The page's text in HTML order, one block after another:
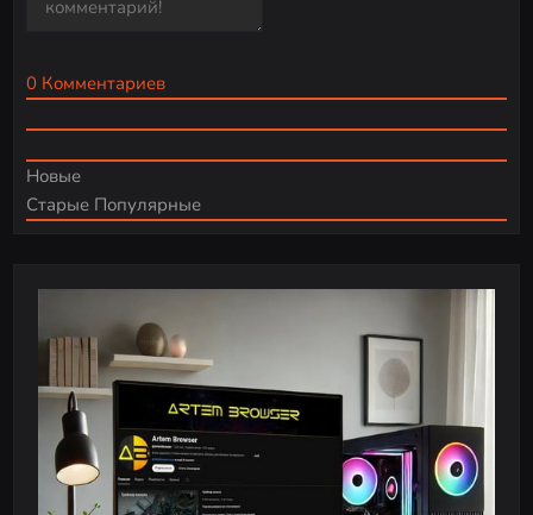
0 Комментариев
Новые
Старые Популярные